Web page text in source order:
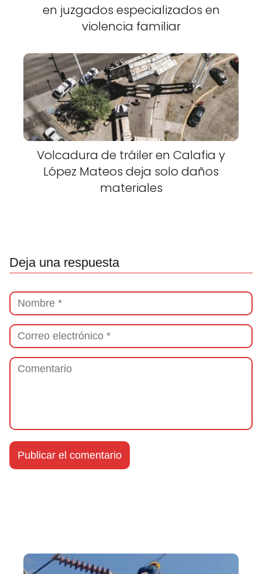
en juzgados especializados en
violencia familiar
Volcadura de tráiler en Calafia y
López Mateos deja solo daños
materiales
Deja una respuesta